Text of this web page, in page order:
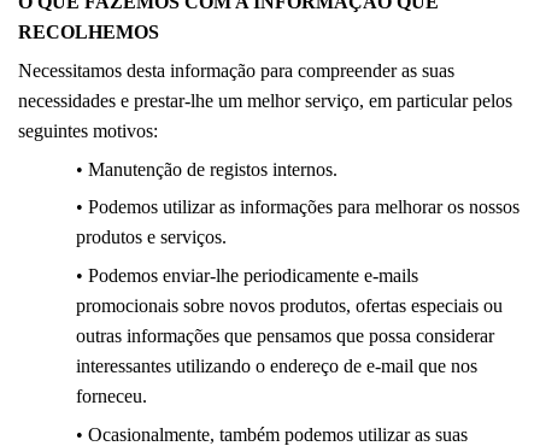
RECOLHEMOS
Necessitamos desta informação para compreender as suas
necessidades e prestar-lhe um melhor serviço, em particular pelos
seguintes motivos:
• Manutenção de registos internos.
• Podemos utilizar as informações para melhorar os nossos
produtos e serviços.
• Podemos enviar-lhe periodicamente e-mails
promocionais sobre novos produtos, ofertas especiais ou
outras informações que pensamos que possa considerar
interessantes utilizando o endereço de e-mail que nos
forneceu.
• Ocasionalmente, também podemos utilizar as suas